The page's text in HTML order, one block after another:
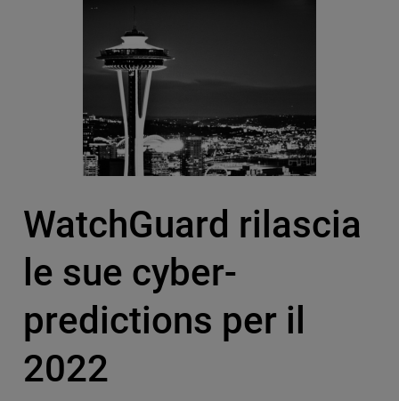
WatchGuard rilascia
le sue cyber-
predictions per il
2022